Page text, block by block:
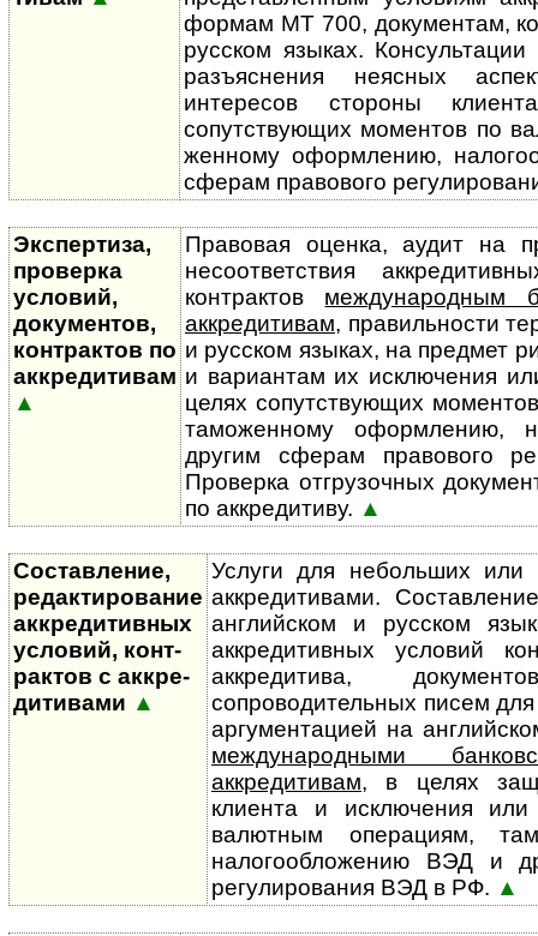
формам MT 700, документам,
русском языках.
разъяснения неясных
интересов стороны
сопутствующих моментов по
жен­ному оформлению,
сферам правового
Экспертиза,
проверка
условий,
документов,
контрактов по
аккредитивам
▲
Правовая оценка, аудит на
несоответствия
контрактов международным
аккредитивам, правильности
и русском языках, на предмет
и вариантам их исключения
целях сопутствующих
тамо­жен­ному оформлению,
другим сферам правового
Проверка отгрузочных
по аккредитиву. ▲
Составление,
редактирование
аккредитивных
условий, конт­
рак­тов с аккре­
ди­тивами ▲
Услуги для небольших
аккредитивами.
английском и русском
аккредитивных условий
аккредитива,
сопроводительных писем
аргументацией на
международными
аккредитивам, в целях
клиента и исключения
валютным операциям,
налого­обло­жению ВЭД и
регулирования ВЭД в РФ. ▲